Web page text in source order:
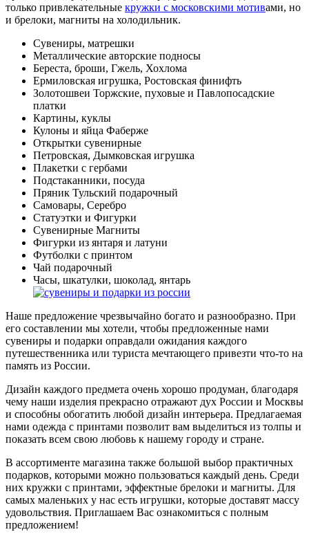
только привлекательные кружки с московскими мотивами, но
и брелоки, магниты на холодильник.
Сувениры, матрешки
Металлические авторские подносы
Береста, броши, Гжель, Хохлома
Ермиловская игрушка, Ростовская финифть
Золотошвеи Торжские, пуховые и Павлопосадские
платки
Картины, куклы
Кулоны и яйца Фаберже
Открытки сувенирные
Петровская, Дымковская игрушка
Плакетки с гербами
Подстаканники, посуда
Пряник Тульский подарочный
Самовары, Серебро
Статуэтки и Фигурки
Сувенирные Магниты
Фигурки из янтаря и латуни
Футболки с принтом
Чай подарочный
Часы, шкатулки, шоколад, янтарь
Наше предложение чрезвычайно богато и разнообразно. При
его составлении мы хотели, чтобы предложенные нами
сувениры и подарки оправдали ожидания каждого
путешественника или туриста мечтающего привезти что-то на
память из России.
Дизайн каждого предмета очень хорошо продуман, благодаря
чему наши изделия прекрасно отражают дух России и Москвы
и способны обогатить любой дизайн интерьера. Предлагаемая
нами одежда с принтами позволит вам выделиться из толпы и
показать всем свою любовь к нашему городу и стране.
В ассортименте магазина также большой выбор практичных
подарков, которыми можно пользоваться каждый день. Среди
них кружки с принтами, эффектные брелоки и магниты. Для
самых маленьких у нас есть игрушки, которые доставят массу
удовольствия. Приглашаем Вас ознакомиться с полным
предложением!